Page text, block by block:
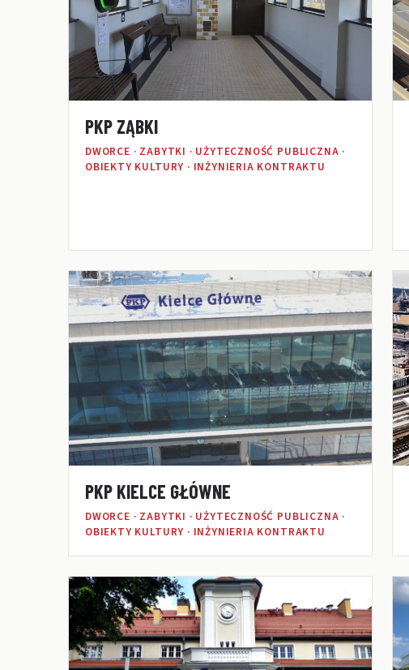
PKP ZĄBKI
DWORCE · ZABYTKI · UŻYTECZNOŚĆ PUBLICZNA ·
OBIEKTY KULTURY · INŻYNIERIA KONTRAKTU
PKP KIELCE GŁÓWNE
DWORCE · ZABYTKI · UŻYTECZNOŚĆ PUBLICZNA ·
OBIEKTY KULTURY · INŻYNIERIA KONTRAKTU